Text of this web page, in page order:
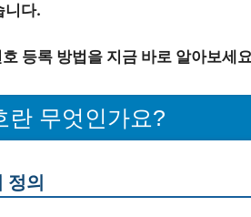
니다.
등록 방법을 지금 바로 알아보세
란 무엇인가요?
정의